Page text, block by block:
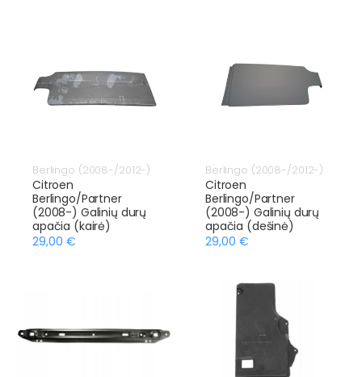
Berlingo (2008-/2012-)
Citroen
Berlingo/Partner
(2008-) Galinių durų
apačia (kairė)
29,00 €
Berlingo (2008-/2012-)
Citroen
Berlingo/Partner
(2008-) Galinių durų
apačia (dešinė)
29,00 €